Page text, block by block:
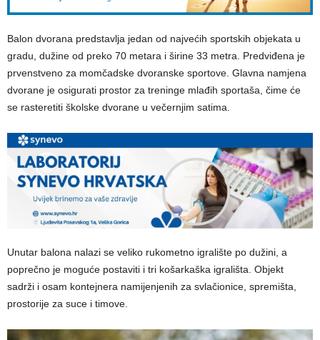
Balon dvorana predstavlja jedan od najvećih sportskih objekata u
gradu, dužine od preko 70 metara i širine 33 metra. Predviđena je
prvenstveno za momčadske dvoranske sportove. Glavna namjena
dvorane je osigurati prostor za treninge mlađih sportaša, čime će
se rasteretiti školske dvorane u večernjim satima.
Unutar balona nalazi se veliko rukometno igralište po dužini, a
poprečno je moguće postaviti i tri košarkaška igrališta. Objekt
sadrži i osam kontejnera namijenjenih za svlačionice, spremišta,
prostorije za suce i timove.